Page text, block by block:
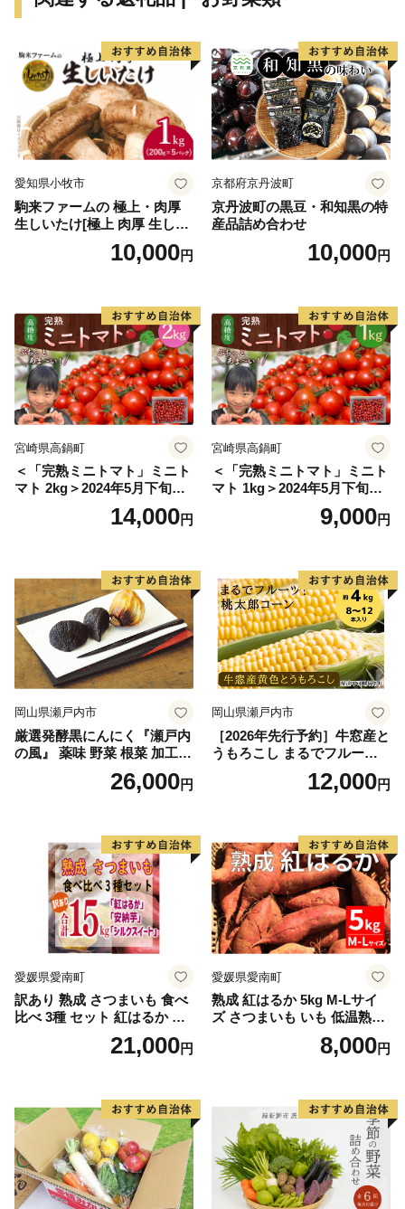
愛知県小牧市
駒来ファームの 極上・肉厚
生しいたけ[極上 肉厚 生しい
たけ 生シイタケ 生椎茸 安心
安全 国産 採れたて 新鮮 きの
10,000円
京都府京丹波町
京丹波町の黒豆・和知黒の特
産品詰め合わせ
10,000円
宮崎県高鍋町
＜「完熟ミニトマト」ミニト
マト 2kg＞2024年5月下旬迄
に順次出荷 野菜ソムリエサ
ミット アルル・リリカ共に
県 高鍋町産 産地直送 有機肥
料使用 高糖度 西森農園
14,000円
宮崎県高鍋町
＜「完熟ミニトマト」ミニト
マト 1kg＞2024年5月下旬迄
に順次出荷 野菜ソムリエサ
ミット アルル・リリカ共に
県 高鍋町産 産地直送 有機肥
料使用 高糖度 西森農園
9,000円
岡山県瀬戸内市
厳選発酵黒にんにく『瀬戸内
の風』 薬味 野菜 根菜 加工食
26,000円
岡山県瀬戸内市
［2026年先行予約］牛窓産と
うもろこし まるでフルー
ツ！最高糖度25度超え 生で
甘い、茹でて美味い！ 黄色
野菜
12,000円
愛媛県愛南町
訳あり 熟成 さつまいも 食べ
比べ 3種 セット 紅はるか 安
納芋 シルクスイート 合計 15
kg サイズ混合 サツマイモ 焼
芋 ほしいも スイートポテト
いも天 サイズミックス 甘い
ねっとり 生芋 新芋 あんのう
いも 甘藷 べにはるか スイー
ツ 国産 糖度 産地直送 農家直
送 数量限定 21000円 愛媛 愛
21,000円
愛媛県愛南町
熟成 紅はるか 5kg M-Lサイ
ズ さつまいも いも 低温熟成
完全熟成収穫 甘い 糖度 焼き
芋 やきいも スイートポテト
8,000円